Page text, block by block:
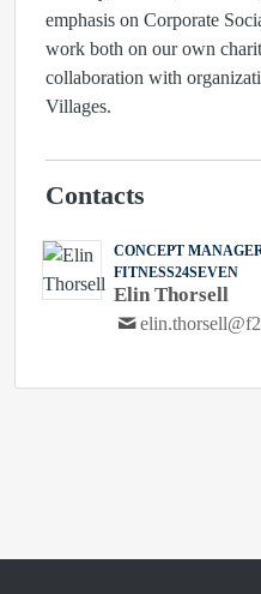
emphasis on Corporate
work both on our own
collaboration with
Villages.
Contacts
CONCEPT
FITNESS24SEVEN
Elin Thorsell